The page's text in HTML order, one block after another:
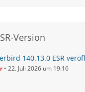
Version
140.13.0 ESR
22. Juli 2026 um 19:16